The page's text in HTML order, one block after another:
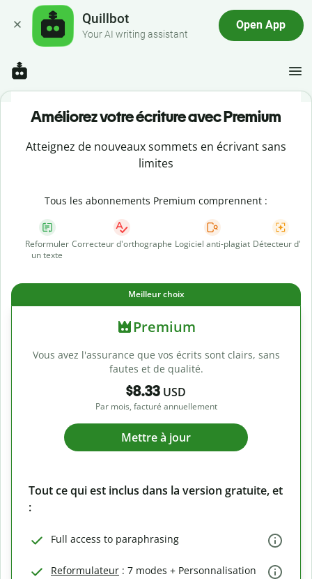
Quillbot
Your AI writing assistant
Open App
Améliorez votre écriture avec Premium
Atteignez de nouveaux sommets en écrivant sans
limites
Tous les abonnements Premium comprennent :
Reformuler
un texte
Correcteur d'orthographe Logiciel anti-plagiat Détecteur d'IA
Meilleur choix
Premium
Vous avez l'assurance que vos écrits sont clairs, sans
fautes et de qualité.
$8.33 USD
Par mois, facturé annuellement
Mettre à jour
Tout ce qui est inclus dans la version gratuite, et
:
Full access to paraphrasing
Reformulateur : 7 modes + Personnalisation